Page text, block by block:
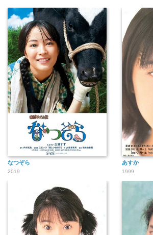
なつぞら
2019
あすか
1999